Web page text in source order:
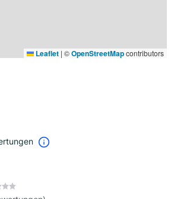
Leaflet | ©OpenStreetMapcontributors